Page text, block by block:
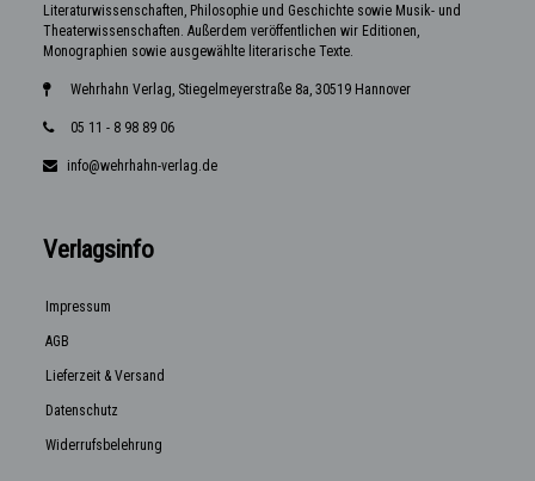
Literaturwissenschaften, Philosophie und Geschichte sowie Musik- und
Theaterwissenschaften. Außerdem veröffentlichen wir Editionen,
Monographien sowie ausgewählte literarische Texte.
Wehrhahn Verlag, Stiegelmeyerstraße 8a, 30519 Hannover
05 11 - 8 98 89 06
info@wehrhahn-verlag.de
Verlagsinfo
Impressum
AGB
Lieferzeit & Versand
Datenschutz
Widerrufsbelehrung